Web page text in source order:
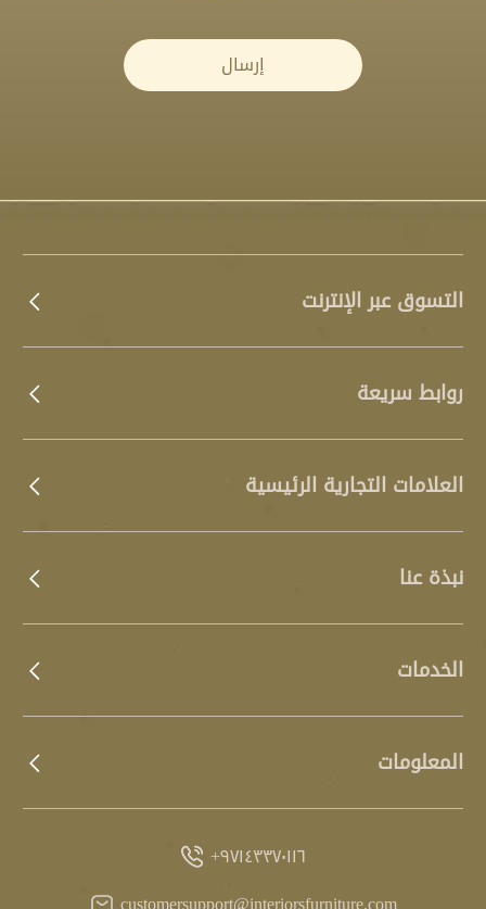
إرسال
التسوق عبر الإنترنت
روابط سريعة
العلامات التجارية الرئيسية
نبذة عنا
الخدمات
المعلومات
٩٧١٤٣٣٧٠١١٦+